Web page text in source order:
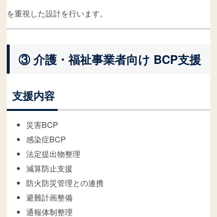
を重視した設計を行います。
③ 介護・福祉事業者向け BCP支援
支援内容
災害BCP
感染症BCP
法定提出物整理
減算防止支援
防火防災管理との連携
避難計画整備
通報体制整理